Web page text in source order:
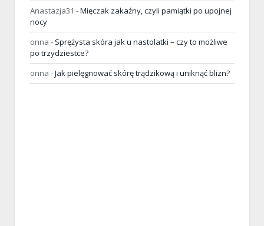
Anastazja31 -Mięczak zakaźny, czyli pamiątki po upojnej
nocy
onna - Sprężysta skóra jak u nastolatki – czy to możliwe
po trzydziestce?
onna -Jak pielęgnować skórę trądzikową i uniknąć blizn?